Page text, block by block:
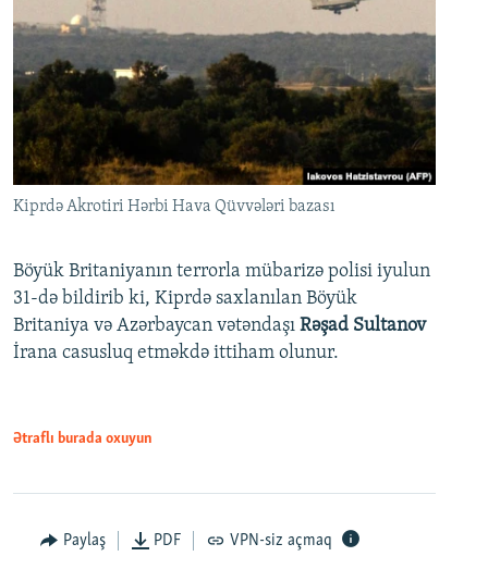
Kiprdə Akrotiri Hərbi Hava Qüvvələri bazası
Böyük Britaniyanın terrorla mübarizə polisi iyulun
31-də bildirib ki, Kiprdə saxlanılan Böyük
Britaniya və Azərbaycan vətəndaşı Rəşad Sultanov
İrana casusluq etməkdə ittiham olunur.
Ətraflı burada oxuyun
Paylaş PDF VPN-siz açmaq